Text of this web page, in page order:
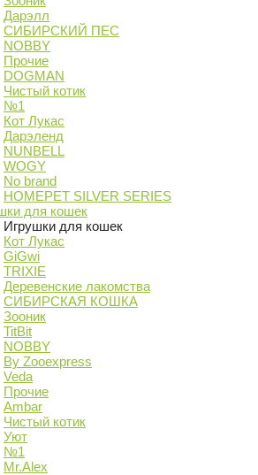
Дарэлл
СИБИРСКИЙ ПЕС
NOBBY
Прочие
DOGMAN
Чистый котик
№1
Кот Лукас
Дарэленд
NUNBELL
WOGY
No brand
HOMEPET SILVER SERIES
для кошек
Игрушки для кошек
Кот Лукас
GiGwi
TRIXIE
Деревенские лакомства
СИБИРСКАЯ КОШКА
Зооник
TitBit
NOBBY
By Zooexpress
Veda
Прочие
Ambar
Чистый котик
Уют
№1
Mr.Alex